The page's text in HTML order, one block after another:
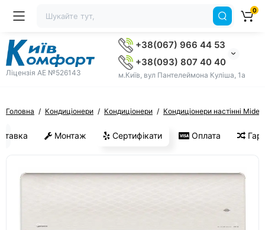
Ліцензія AE №526143
+38(067) 966 44 53
+38(093) 807 40 40
м.Київ, вул Пантелеймона Куліша, 1а
0
Головна Кондиціонери Кондиціонери Кондиціонери настінні Midea
Монтаж Сертифікати Оплата